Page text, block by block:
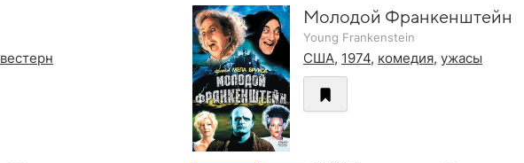
вестерн
Молодой Франкенштейн
Young Frankenstein
США, 1974, комедия, ужасы